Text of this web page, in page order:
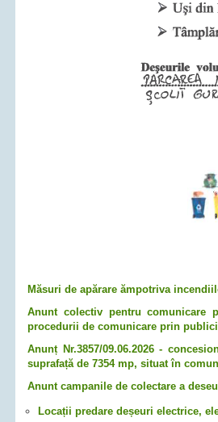
Măsuri de apărare ămpotriva
Anunt colectiv pentru comunicare
procedurii de comunicare prin
Anunț Nr.3857/09.06.2026 -
suprafață de 7354 mp, situat în
Anunt campanile de colectare a
Locații predare deșeuri electrice,